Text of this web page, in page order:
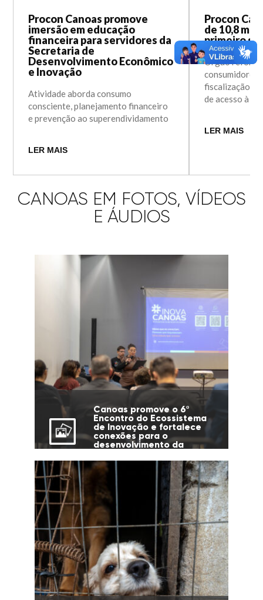
Procon Canoas promove
imersão em educação
financeira para servidores da
Secretaria de
Desenvolvimento Econômico
e Inovação
Atividade aborda consumo
consciente, planejamento financeiro
e prevenção ao superendividamento
LER MAIS
Procon
de 10,8 mil
primeiro
Órgão
consumidores
fiscalização e
de acesso à
LER MAIS
CANOAS EM FOTOS, VÍDEOS
E ÁUDIOS
Canoas promove o 6º
Encontro do Ecossistema
de Inovação e fortalece
conexões para o
desenvolvimento da